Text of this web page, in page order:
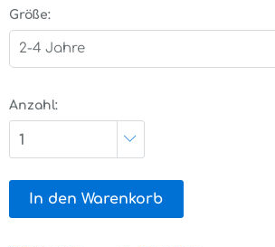
Größe:
2-4 Jahre
Anzahl:
1
In den Warenkorb